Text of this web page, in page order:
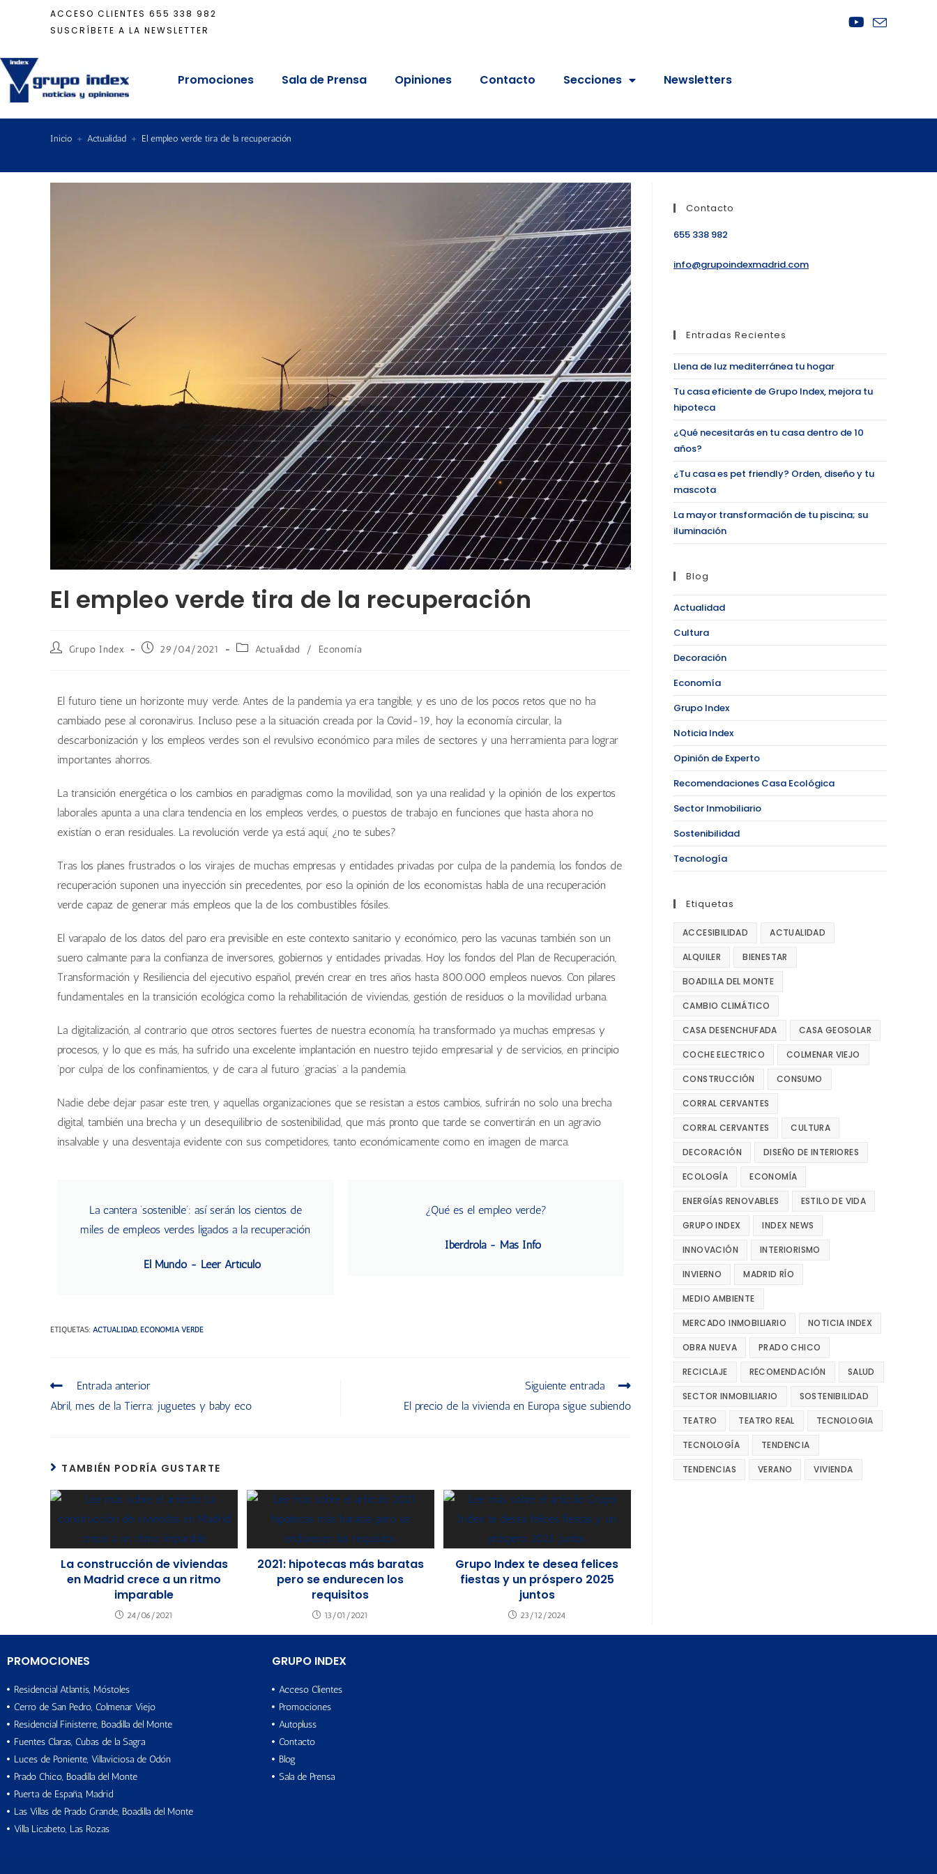
ACCESO CLIENTES 655 338 982
SUSCRÍBETE A LA NEWSLETTER
Promociones Sala de Prensa Opiniones Contacto Secciones Newsletters
Inicio + Actualidad + El empleo verde tira de la recuperación
El empleo verde tira de la recuperación
Grupo Index 29/04/2021 Actualidad / Economía
El futuro tiene un horizonte muy verde. Antes de la pandemia ya era tangible, y es uno de los pocos retos que no ha
cambiado pese al coronavirus. Incluso pese a la situación creada por la Covid-19, hoy la economía circular, la
descarbonización y los empleos verdes son el revulsivo económico para miles de sectores y una herramienta para lograr
importantes ahorros.
La transición energética o los cambios en paradigmas como la movilidad, son ya una realidad y la opinión de los expertos
laborales apunta a una clara tendencia en los empleos verdes, o puestos de trabajo en funciones que hasta ahora no
existían o eran residuales. La revolución verde ya está aquí, ¿no te subes?
Tras los planes frustrados o los virajes de muchas empresas y entidades privadas por culpa de la pandemia, los fondos de
recuperación suponen una inyección sin precedentes, por eso la opinión de los economistas habla de una recuperación
verde capaz de generar más empleos que la de los combustibles fósiles.
El varapalo de los datos del paro era previsible en este contexto sanitario y económico, pero las vacunas también son un
suero calmante para la confianza de inversores, gobiernos y entidades privadas. Hoy los fondos del Plan de Recuperación,
Transformación y Resiliencia del ejecutivo español, prevén crear en tres años hasta 800.000 empleos nuevos. Con pilares
fundamentales en la transición ecológica como la rehabilitación de viviendas, gestión de residuos o la movilidad urbana.
La digitalización, al contrario que otros sectores fuertes de nuestra economía, ha transformado ya muchas empresas y
procesos, y lo que es más, ha sufrido una excelente implantación en nuestro tejido empresarial y de servicios, en principio
‘por culpa’ de los confinamientos, y de cara al futuro ‘gracias’ a la pandemia.
Nadie debe dejar pasar este tren, y aquellas organizaciones que se resistan a estos cambios, sufrirán no solo una brecha
digital, también una brecha y un desequilibrio de sostenibilidad, que más pronto que tarde se convertirán en un agravio
insalvable y una desventaja evidente con sus competidores, tanto económicamente como en imagen de marca.
La cantera ‘sostenible’: así serán los cientos de
miles de empleos verdes ligados a la recuperación
El Mundo - Leer Artículo
¿Qué es el empleo verde?
Iberdrola - Más Info
ETIQUETAS: ACTUALIDAD, ECONOMÍA VERDE
Entrada anterior
Abril, mes de la Tierra: juguetes y baby eco
Siguiente entrada
El precio de la vivienda en Europa sigue subiendo
TAMBIÉN PODRÍA GUSTARTE
La construcción de viviendas
en Madrid crece a un ritmo
imparable
24/06/2021
2021: hipotecas más baratas
pero se endurecen los
requisitos
13/01/2021
Grupo Index te desea felices
fiestas y un próspero 2025
juntos
23/12/2024
Contacto
655 338 982
info@grupoindexmadrid.com
Entradas Recientes
Llena de luz mediterránea tu hogar
Tu casa eficiente de Grupo Index, mejora tu
hipoteca
¿Qué necesitarás en tu casa dentro de 10
años?
¿Tu casa es pet friendly? Orden, diseño y tu
mascota
La mayor transformación de tu piscina; su
iluminación
Blog
Actualidad
Cultura
Decoración
Economía
Grupo Index
Noticia Index
Opinión de Experto
Recomendaciones Casa Ecológica
Sector Inmobiliario
Sostenibilidad
Tecnología
Etiquetas
ACCESIBILIDAD ACTUALIDAD
ALQUILER BIENESTAR
BOADILLA DEL MONTE
CAMBIO CLIMÁTICO
CASA DESENCHUFADA CASA GEOSOLAR
COCHE ELECTRICO COLMENAR VIEJO
CONSTRUCCIÓN CONSUMO
CORRAL CERVANTES
CORRAL CERVANTES CULTURA
DECORACIÓN DISEÑO DE INTERIORES
ECOLOGÍA ECONOMÍA
ENERGÍAS RENOVABLES ESTILO DE VIDA
GRUPO INDEX INDEX NEWS
INNOVACIÓN INTERIORISMO
INVIERNO MADRID RÍO
MEDIO AMBIENTE
MERCADO INMOBILIARIO NOTICIA INDEX
OBRA NUEVA PRADO CHICO
RECICLAJE RECOMENDACIÓN SALUD
SECTOR INMOBILIARIO SOSTENIBILIDAD
TEATRO TEATRO REAL TECNOLOGIA
TECNOLOGÍA TENDENCIA
TENDENCIAS VERANO VIVIENDA
PROMOCIONES
Residencial Atlantis, Móstoles
Cerro de San Pedro, Colmenar Viejo
Residencial Finisterre, Boadilla del Monte
Fuentes Claras, Cubas de la Sagra
Luces de Poniente, Villaviciosa de Odón
Prado Chico, Boadilla del Monte
Puerta de España, Madrid
Las Villas de Prado Grande, Boadilla del Monte
Villa Licabeto, Las Rozas
GRUPO INDEX
Acceso Clientes
Promociones
Autopluss
Contacto
Blog
Sala de Prensa